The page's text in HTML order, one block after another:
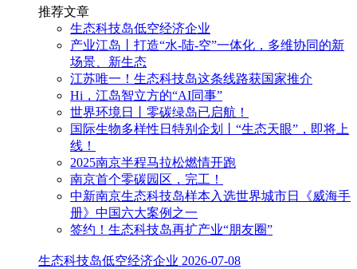
推荐文章
生态科技岛低空经济企业
产业江岛丨打造“水-陆-空”一体化，多维协同的新
场景、新生态
江苏唯一！生态科技岛这条线路获国家推介
Hi，江岛智立方的“AI同事”
世界环境日丨零碳绿岛已启航！
国际生物多样性日特别企划丨“生态天眼”，即将上
线！
2025南京半程马拉松燃情开跑
南京首个零碳园区，完工！
中新南京生态科技岛样本入选世界城市日《威海手
册》中国六大案例之一
签约！生态科技岛再扩产业“朋友圈”
生态科技岛低空经济企业 2026-07-08